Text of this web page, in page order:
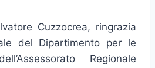
Cuzzocrea, ringrazia
del Dipartimento per le
Regionale